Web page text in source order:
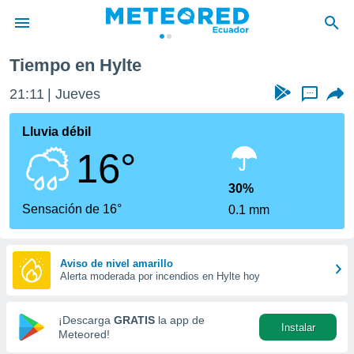
de
ha
para
que se
calidad.
a este
las
y
forma
digital
basada
Tiempo en Hylte
21:11 Jueves ...
Lluvia débil
16°
Sensación de 16°
30%
0.1 mm
Aviso de nivel amarillo
Alerta moderada por incendios en Hylte hoy
¡Descarga GRATIS la app de
Meteored!
Instalar